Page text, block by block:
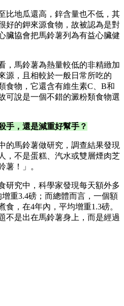
比地瓜還高，鋅含量也不低，其
好的鉀來源食物，故被認為是對
臟協會把馬鈴薯列為有益心臟健
，馬鈴薯為熱量較低的非精緻加
源，且相較於一般日常所吃的
食物，它還含有維生素C、B和
可說是一個不錯的澱粉類食物選
手，還是減重好幫手？
的馬鈴薯做研究，調查結果發現
，不是蛋糕、汽水或雙層煙肉芝
薯！」。
研究中，科學家發現每天額外多
重3.4磅；而總體而言，一個額
，在4年內，平均增重1.3磅。
不是出在馬鈴薯身上，而是經過